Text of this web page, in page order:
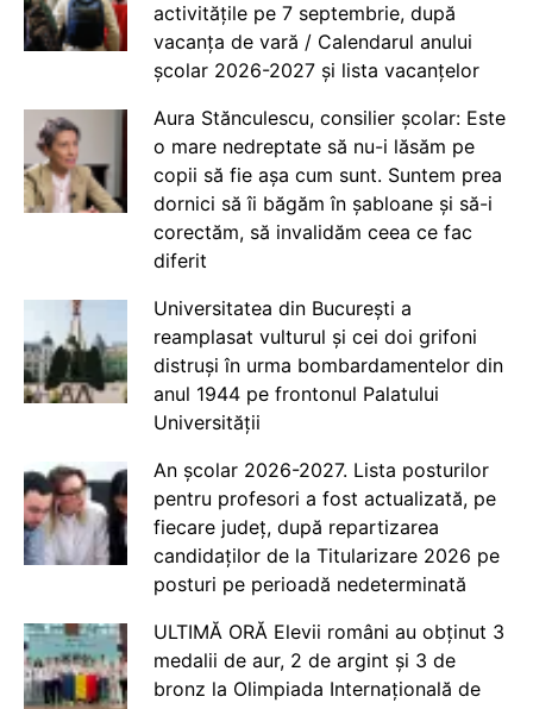
activitățile pe 7 septembrie, după
vacanța de vară / Calendarul anului
școlar 2026-2027 și lista vacanțelor
Aura Stănculescu, consilier școlar: Este
o mare nedreptate să nu-i lăsăm pe
copii să fie așa cum sunt. Suntem prea
dornici să îi băgăm în șabloane și să-i
corectăm, să invalidăm ceea ce fac
diferit
Universitatea din București a
reamplasat vulturul și cei doi grifoni
distruși în urma bombardamentelor din
anul 1944 pe frontonul Palatului
Universității
An școlar 2026-2027. Lista posturilor
pentru profesori a fost actualizată, pe
fiecare județ, după repartizarea
candidaților de la Titularizare 2026 pe
posturi pe perioadă nedeterminată
ULTIMĂ ORĂ Elevii români au obținut 3
medalii de aur, 2 de argint și 3 de
bronz la Olimpiada Internațională de